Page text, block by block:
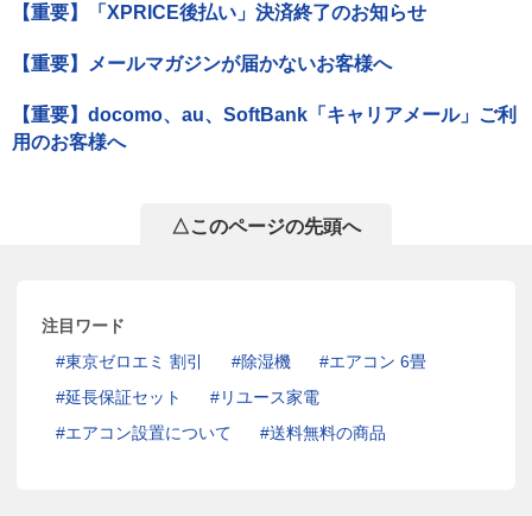
【重要】「XPRICE後払い」決済終了のお知らせ
【重要】メールマガジンが届かないお客様へ
【重要】docomo、au、SoftBank「キャリアメール」ご利
用のお客様へ
△このページの先頭へ
注目ワード
東京ゼロエミ 割引
除湿機
エアコン 6畳
延長保証セット
リユース家電
エアコン設置について
送料無料の商品